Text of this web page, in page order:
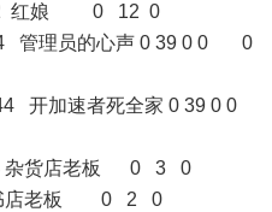
红娘 0 12 0
理员的心声 0 39 0 0 0
开加速者死全家 0 39 0 0
杂货店老板 0 3 0
店老板 0 2 0